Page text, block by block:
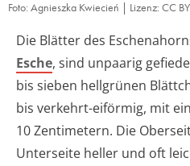
Foto: Agnieszka Kwiecień | Lizenz: CC
Die Blätter des
Esche, sind unpaarig
bis sieben hellgrünen
bis verkehrt-eiförmig, mit
10 Zentimetern. Die
Unterseite heller und oft